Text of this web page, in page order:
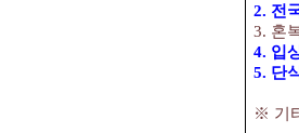
2. 전
3. 혼
4. 입
5. 단
※ 기